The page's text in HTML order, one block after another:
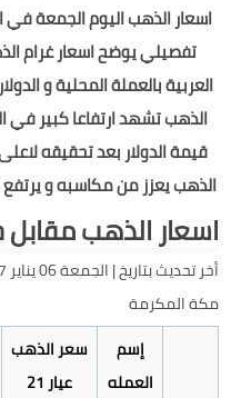
اسعار الذهب اليوم الجمعة
تفصيلي يوضح اسعار غرام
العربية بالعملة المحلية و
الذهب تشهد ارتفاعا كبير في
الذهب يعزز من مكاسبه و يرتفع
اسعار الذهب مقابل
مكة المكرمة
إسم
العمله
سعر الذهب
عيار 21